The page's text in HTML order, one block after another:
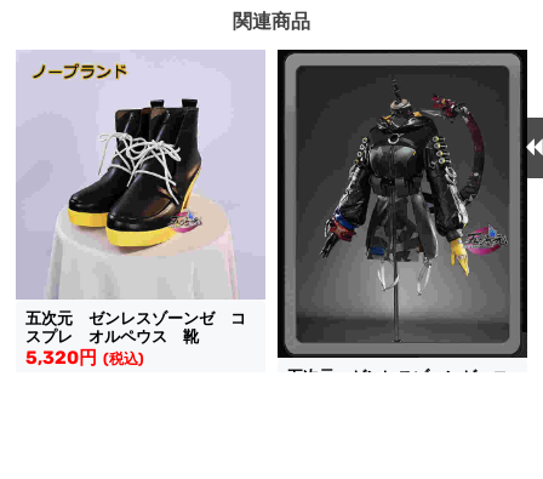
関連商品
五次元 ゼンレスゾーンゼ コ
スプレ オルペウス 靴
5,320円 (税込)
五次元 ゼンレスゾーンゼ コ